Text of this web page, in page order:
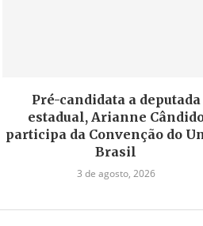
Pré-candidata a deputada
estadual, Arianne
participa da Convenção do
Brasil
3 de agosto, 2026